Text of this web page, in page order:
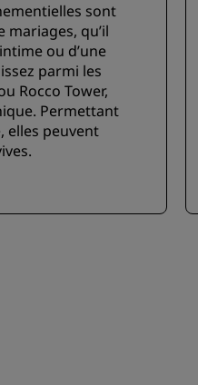
sont
qu’il
ou d’une
parmi les
Rocco Tower,
Permettant
elles peuvent